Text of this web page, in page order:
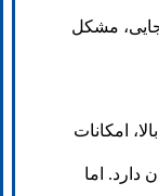
مشکل
امکانات
دارد. اما